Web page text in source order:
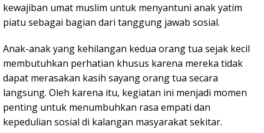
kewajiban umat muslim untuk menyantuni anak yatim
piatu sebagai bagian dari tanggung jawab sosial.
Anak-anak yang kehilangan kedua orang tua sejak kecil
membutuhkan perhatian khusus karena mereka tidak
dapat merasakan kasih sayang orang tua secara
langsung. Oleh karena itu, kegiatan ini menjadi momen
penting untuk menumbuhkan rasa empati dan
kepedulian sosial di kalangan masyarakat sekitar.